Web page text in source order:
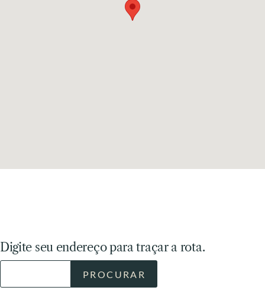
Digite seu endereço para traçar a rota.